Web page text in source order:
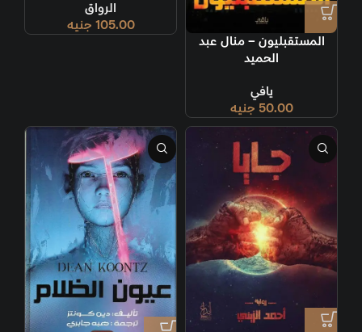
المستقبليون – منال عبد
الحميد
يافي
50.00 جنيه
الرواق
105.00 جنيه